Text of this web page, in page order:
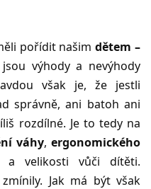
pořídit našimdětem –
výhody a nevýhody
však je, že jestli
správně, ani batoh ani
rozdílné. Je to tedy na
váhy, ergonomického
a velikosti vůči dítěti.
Jak má být však